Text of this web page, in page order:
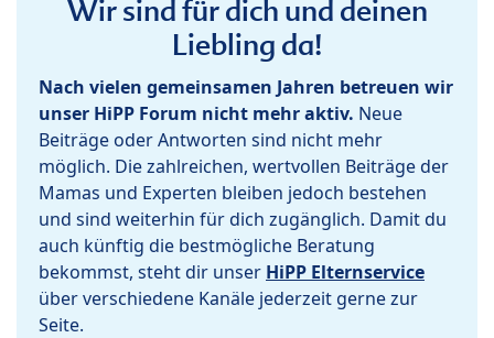
Wir sind für dich und deinen
Liebling da!
Nach vielen gemeinsamen Jahren betreuen wir
unser HiPP Forum nicht mehr aktiv. Neue
Beiträge oder Antworten sind nicht mehr
möglich. Die zahlreichen, wertvollen Beiträge der
Mamas und Experten bleiben jedoch bestehen
und sind weiterhin für dich zugänglich. Damit du
auch künftig die bestmögliche Beratung
bekommst, steht dir unser HiPP Elternservice
über verschiedene Kanäle jederzeit gerne zur
Seite.